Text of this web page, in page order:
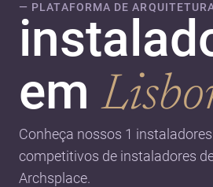
— PLATAFORMA DE
em
Conheça nossos 1
competitivos de instaladores
Archsplace.